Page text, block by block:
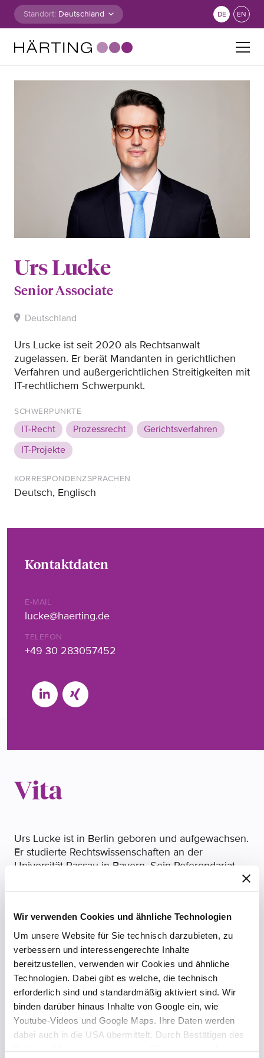
Wir verwenden Cookies und ähnliche Technologien
Um unsere Website für Sie technisch darzubieten, zu
verbessern und interessengerechte Inhalte
bereitzustellen, verwenden wir Cookies und ähnliche
Technologien. Dabei gibt es welche, die technisch
erforderlich sind und standardmäßig aktiviert sind. Wir
binden darüber hinaus Inhalte von Google ein, wie
Youtube-Videos und Google Maps. Ihre Daten werden
dabei auch in die USA übermittelt. Durch Bestätigen des
Buttons „Alle zulassen“ stimmen Sie der Verwendung zu.
Zum Inhalt springen
Standort: DE EN
Suche nach:
Urs Lucke
Senior Associate
Deutschland
Urs Lucke ist seit 2020 als Rechtsanwalt
zugelassen. Er berät Mandanten in gerichtlichen
Verfahren und außergerichtlichen Streitigkeiten mit
IT-rechtlichem Schwerpunkt.
SCHWERPUNKTE
IT-Recht Prozessrecht
Gerichtsverfahren
IT-Projekte
KORRESPONDENZSPRACHEN
Deutsch, Englisch
Kontaktdaten
E-MAIL
lucke@haerting.de
TELEFON
+49 30 283057452
Vita
Urs Lucke ist in Berlin geboren und aufgewachsen.
Er studierte Rechtswissenschaften an der
Universität Passau in Bayern. Sein Referendariat
Staatsexamina war Urs Lucke bereits von
Dezember 2019 bis Januar 2022 als Rechtsanwalt
bei HÄRTING tätig. Anschließend arbeitete er von
Februar 2022 bis April 2024 als Rechtsanwalt in
einer renommierten Boutique-Kanzlei in Berlin im
Bereich des Wirtschafts- und Steuerstrafrechts.
Neben seiner Arbeit in der Kanzlei unterstützte er
ein Forschungsprojekt an der Freien Universität
Berlin.